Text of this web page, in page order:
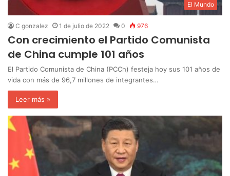
El Mundo
C gonzalez 1 de julio de 2022 0 976
Con crecimiento el Partido Comunista
de China cumple 101 años
El Partido Comunista de China (PCCh) festeja hoy sus 101 años de
vida con más de 96,7 millones de integrantes…
Leer más »